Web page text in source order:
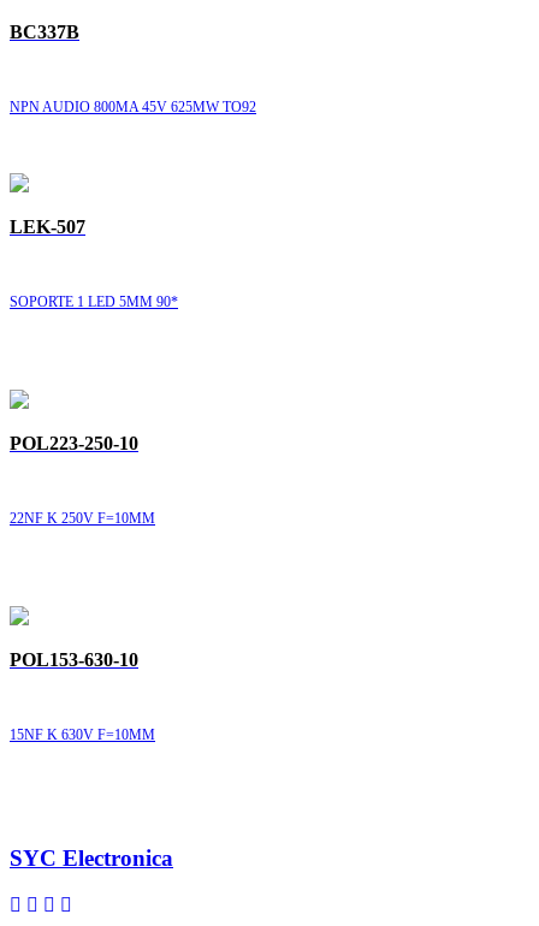
BC337B
NPN AUDIO 800MA 45V 625MW TO92
LEK-507
SOPORTE 1 LED 5MM 90*
POL223-250-10
22NF K 250V F=10MM
POL153-630-10
15NF K 630V F=10MM
SYC Electronica